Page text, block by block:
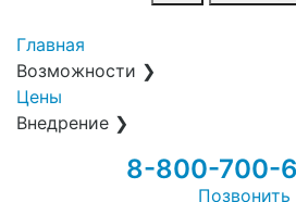
Главная
Возможности ❯
Цены
Внедрение ❯
8-800-700-
Позвонить